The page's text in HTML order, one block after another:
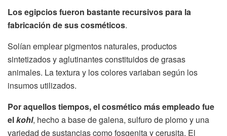
Los egipcios fueron bastante recursivos para la
fabricación de sus cosméticos.
Solían emplear pigmentos naturales, productos
sintetizados y aglutinantes constituidos de grasas
animales. La textura y los colores variaban según los
insumos utilizados.
Por aquellos tiempos, el cosmético más empleado fue
elkohl, hecho a base de galena, sulfuro de plomo y una
variedad de sustancias como fosgenita y cerusita. El